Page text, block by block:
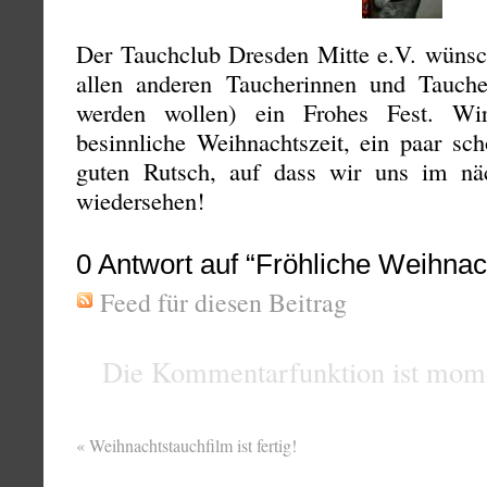
Der Tauchclub Dresden Mitte e.V.
allen anderen Taucherinnen und
werden wollen) ein Frohes Fest.
besinnliche Weihnachtszeit, ein paar
guten Rutsch, auf dass wir uns im
wiedersehen!
0 Antwort auf “Fröhliche
Feed für diesen Beitrag
Die Kommentarfunktion ist
«Weihnachtstauchfilm ist fertig!